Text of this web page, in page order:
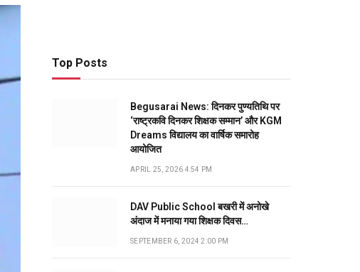
Top Posts
Begusarai News: दिनकर पुण्यतिथि पर
‘राष्ट्रकवि दिनकर शिक्षक सम्मान’ और KGM
Dreams विद्यालय का वार्षिक समारोह
आयोजित
APRIL 25, 2026 4:54 PM
DAV Public School बखरी में अनोखे
अंदाज में मनाया गया शिक्षक दिवस…
SEPTEMBER 6, 2024 2:00 PM